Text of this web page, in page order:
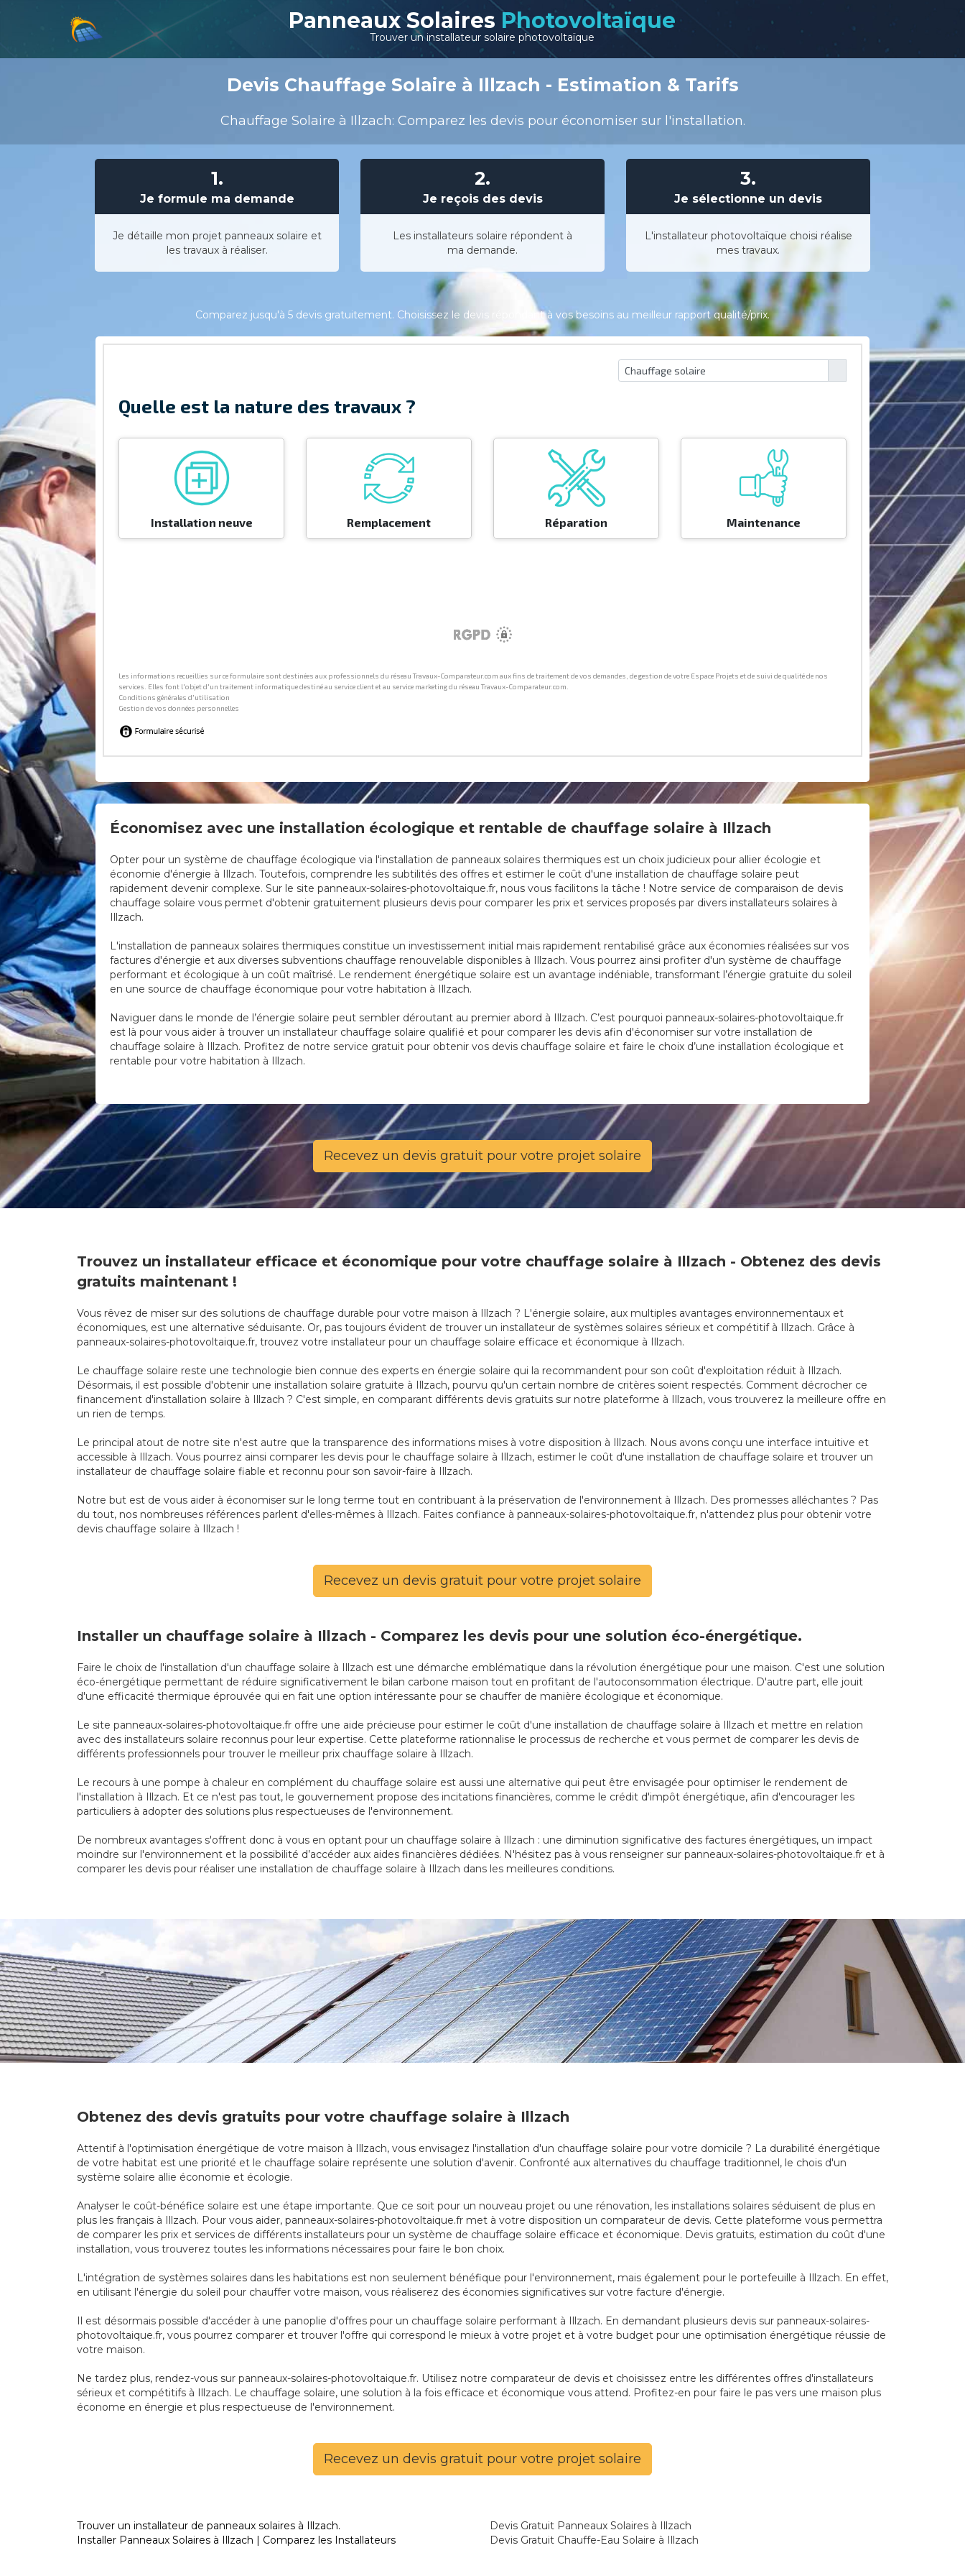
Panneaux Solaires Photovoltaïque
Trouver un installateur solaire photovoltaïque
Devis Chauffage Solaire à Illzach - Estimation & Tarifs
Chauffage Solaire à Illzach: Comparez les devis pour économiser sur l'installation.
1.
Je formule ma demande
Je détaille mon projet panneaux solaire et
les travaux à réaliser.
2.
Je reçois des devis
Les installateurs solaire répondent à
ma demande.
3.
Je sélectionne un devis
L'installateur photovoltaïque choisi réalise
mes travaux.
Comparez jusqu'à 5 devis gratuitement. Choisissez le devis répondant à vos besoins au meilleur rapport qualité/prix.
Économisez avec une installation écologique et rentable de chauffage solaire à Illzach
Opter pour un système de chauffage écologique via l'installation de panneaux solaires thermiques est un choix judicieux pour allier écologie et
économie d'énergie à Illzach. Toutefois, comprendre les subtilités des offres et estimer le coût d'une installation de chauffage solaire peut
rapidement devenir complexe. Sur le site panneaux-solaires-photovoltaique.fr, nous vous facilitons la tâche ! Notre service de comparaison de devis
chauffage solaire vous permet d'obtenir gratuitement plusieurs devis pour comparer les prix et services proposés par divers installateurs solaires à
Illzach.
L'installation de panneaux solaires thermiques constitue un investissement initial mais rapidement rentabilisé grâce aux économies réalisées sur vos
factures d'énergie et aux diverses subventions chauffage renouvelable disponibles à Illzach. Vous pourrez ainsi profiter d'un système de chauffage
performant et écologique à un coût maîtrisé. Le rendement énergétique solaire est un avantage indéniable, transformant l’énergie gratuite du soleil
en une source de chauffage économique pour votre habitation à Illzach.
Naviguer dans le monde de l’énergie solaire peut sembler déroutant au premier abord à Illzach. C’est pourquoi panneaux-solaires-photovoltaique.fr
est là pour vous aider à trouver un installateur chauffage solaire qualifié et pour comparer les devis afin d'économiser sur votre installation de
chauffage solaire à Illzach. Profitez de notre service gratuit pour obtenir vos devis chauffage solaire et faire le choix d’une installation écologique et
rentable pour votre habitation à Illzach.
Recevez un devis gratuit pour votre projet solaire
Trouvez un installateur efficace et économique pour votre chauffage solaire à Illzach - Obtenez des devis
gratuits maintenant !
Vous rêvez de miser sur des solutions de chauffage durable pour votre maison à Illzach ? L'énergie solaire, aux multiples avantages environnementaux et
économiques, est une alternative séduisante. Or, pas toujours évident de trouver un installateur de systèmes solaires sérieux et compétitif à Illzach. Grâce à
panneaux-solaires-photovoltaique.fr, trouvez votre installateur pour un chauffage solaire efficace et économique à Illzach.
Le chauffage solaire reste une technologie bien connue des experts en énergie solaire qui la recommandent pour son coût d'exploitation réduit à Illzach.
Désormais, il est possible d'obtenir une installation solaire gratuite à Illzach, pourvu qu'un certain nombre de critères soient respectés. Comment décrocher ce
financement d'installation solaire à Illzach ? C'est simple, en comparant différents devis gratuits sur notre plateforme à Illzach, vous trouverez la meilleure offre en
un rien de temps.
Le principal atout de notre site n'est autre que la transparence des informations mises à votre disposition à Illzach. Nous avons conçu une interface intuitive et
accessible à Illzach. Vous pourrez ainsi comparer les devis pour le chauffage solaire à Illzach, estimer le coût d'une installation de chauffage solaire et trouver un
installateur de chauffage solaire fiable et reconnu pour son savoir-faire à Illzach.
Notre but est de vous aider à économiser sur le long terme tout en contribuant à la préservation de l'environnement à Illzach. Des promesses alléchantes ? Pas
du tout, nos nombreuses références parlent d'elles-mêmes à Illzach. Faites confiance à panneaux-solaires-photovoltaique.fr, n'attendez plus pour obtenir votre
devis chauffage solaire à Illzach !
Recevez un devis gratuit pour votre projet solaire
Installer un chauffage solaire à Illzach - Comparez les devis pour une solution éco-énergétique.
Faire le choix de l'installation d'un chauffage solaire à Illzach est une démarche emblématique dans la révolution énergétique pour une maison. C'est une solution
éco-énergétique permettant de réduire significativement le bilan carbone maison tout en profitant de l'autoconsommation électrique. D'autre part, elle jouit
d'une efficacité thermique éprouvée qui en fait une option intéressante pour se chauffer de manière écologique et économique.
Le site panneaux-solaires-photovoltaique.fr offre une aide précieuse pour estimer le coût d'une installation de chauffage solaire à Illzach et mettre en relation
avec des installateurs solaire reconnus pour leur expertise. Cette plateforme rationnalise le processus de recherche et vous permet de comparer les devis de
différents professionnels pour trouver le meilleur prix chauffage solaire à Illzach.
Le recours à une pompe à chaleur en complément du chauffage solaire est aussi une alternative qui peut être envisagée pour optimiser le rendement de
l'installation à Illzach. Et ce n'est pas tout, le gouvernement propose des incitations financières, comme le crédit d'impôt énergétique, afin d'encourager les
particuliers à adopter des solutions plus respectueuses de l'environnement.
De nombreux avantages s'offrent donc à vous en optant pour un chauffage solaire à Illzach : une diminution significative des factures énergétiques, un impact
moindre sur l'environnement et la possibilité d’accéder aux aides financières dédiées. N'hésitez pas à vous renseigner sur panneaux-solaires-photovoltaique.fr et à
comparer les devis pour réaliser une installation de chauffage solaire à Illzach dans les meilleures conditions.
Obtenez des devis gratuits pour votre chauffage solaire à Illzach
Attentif à l'optimisation énergétique de votre maison à Illzach, vous envisagez l'installation d'un chauffage solaire pour votre domicile ? La durabilité énergétique
de votre habitat est une priorité et le chauffage solaire représente une solution d'avenir. Confronté aux alternatives du chauffage traditionnel, le chois d'un
système solaire allie économie et écologie.
Analyser le coût-bénéfice solaire est une étape importante. Que ce soit pour un nouveau projet ou une rénovation, les installations solaires séduisent de plus en
plus les français à Illzach. Pour vous aider, panneaux-solaires-photovoltaique.fr met à votre disposition un comparateur de devis. Cette plateforme vous permettra
de comparer les prix et services de différents installateurs pour un système de chauffage solaire efficace et économique. Devis gratuits, estimation du coût d'une
installation, vous trouverez toutes les informations nécessaires pour faire le bon choix.
L'intégration de systèmes solaires dans les habitations est non seulement bénéfique pour l'environnement, mais également pour le portefeuille à Illzach. En effet,
en utilisant l'énergie du soleil pour chauffer votre maison, vous réaliserez des économies significatives sur votre facture d'énergie.
Il est désormais possible d'accéder à une panoplie d'offres pour un chauffage solaire performant à Illzach. En demandant plusieurs devis sur panneaux-solaires-
photovoltaique.fr, vous pourrez comparer et trouver l'offre qui correspond le mieux à votre projet et à votre budget pour une optimisation énergétique réussie de
votre maison.
Ne tardez plus, rendez-vous sur panneaux-solaires-photovoltaique.fr. Utilisez notre comparateur de devis et choisissez entre les différentes offres d'installateurs
sérieux et compétitifs à Illzach. Le chauffage solaire, une solution à la fois efficace et économique vous attend. Profitez-en pour faire le pas vers une maison plus
économe en énergie et plus respectueuse de l'environnement.
Recevez un devis gratuit pour votre projet solaire
Trouver un installateur de panneaux solaires à Illzach.
Installer Panneaux Solaires à Illzach | Comparez les Installateurs
Devis Gratuit Panneaux Solaires à Illzach
Devis Gratuit Chauffe-Eau Solaire à Illzach